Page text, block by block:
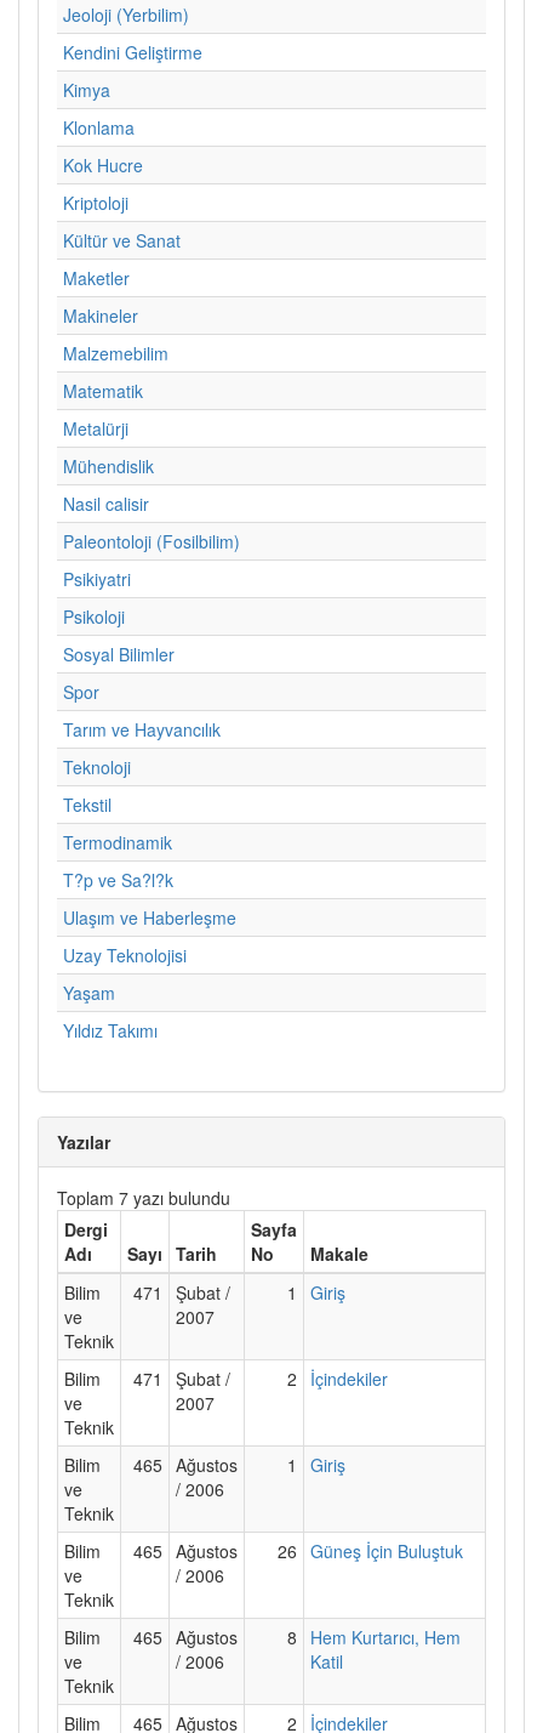
Jeoloji (Yerbilim)
Kendini Geliştirme
Kimya
Klonlama
Kok Hucre
Kriptoloji
Kültür ve Sanat
Maketler
Makineler
Malzemebilim
Matematik
Metalürji
Mühendislik
Nasil calisir
Paleontoloji (Fosilbilim)
Psikiyatri
Psikoloji
Sosyal Bilimler
Spor
Tarım ve Hayvancılık
Teknoloji
Tekstil
Termodinamik
T?p ve Sa?l?k
Ulaşım ve Haberleşme
Uzay Teknolojisi
Yaşam
Yıldız Takımı
Yazılar
Toplam 7 yazı bulundu
Dergi
Adı
Sayı Tarih
Sayfa
No
Makale
Bilim
ve
Teknik
471
Şubat /
2007
1 Giriş
Bilim
ve
Teknik
471
Şubat /
2007
2 İçindekiler
Bilim
ve
Teknik
465 Ağustos
/ 2006
1 Giriş
Bilim
ve
Teknik
465 Ağustos
/ 2006
26 Güneş İçin Buluştuk
Bilim
ve
Teknik
465 Ağustos
/ 2006
8
Hem Kurtarıcı, Hem
Katil
Bilim 465 Ağustos 2 İçindekiler